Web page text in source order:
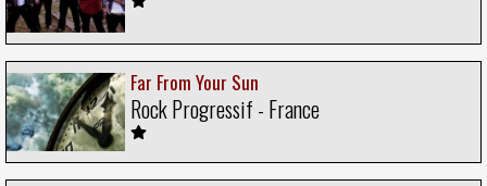
Far From Your Sun
Rock Progressif - France